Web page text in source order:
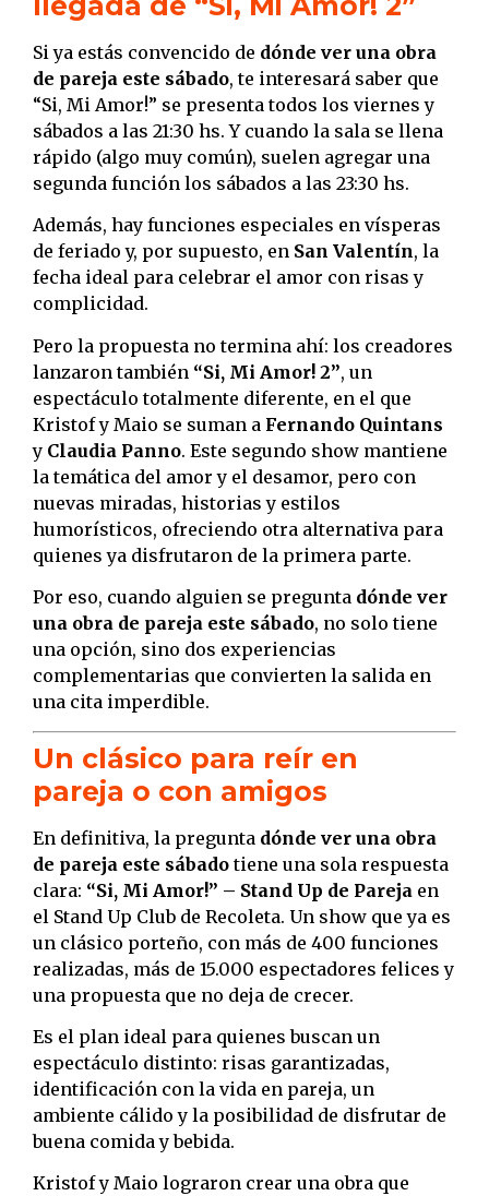
Si ya estás convencido de dónde ver una obra
de pareja este sábado, te interesará saber que
“Si, Mi Amor!” se presenta todos los viernes y
sábados a las 21:30 hs. Y cuando la sala se llena
rápido (algo muy común), suelen agregar una
segunda función los sábados a las 23:30 hs.
Además, hay funciones especiales en vísperas
de feriado y, por supuesto, en San Valentín, la
fecha ideal para celebrar el amor con risas y
complicidad.
Pero la propuesta no termina ahí: los creadores
lanzaron también “Si, Mi Amor! 2”, un
espectáculo totalmente diferente, en el que
Kristof y Maio se suman a Fernando Quintans
y Claudia Panno. Este segundo show mantiene
la temática del amor y el desamor, pero con
nuevas miradas, historias y estilos
humorísticos, ofreciendo otra alternativa para
quienes ya disfrutaron de la primera parte.
Por eso, cuando alguien se pregunta dónde ver
una obra de pareja este sábado, no solo tiene
una opción, sino dos experiencias
complementarias que convierten la salida en
una cita imperdible.
Un clásico para reír en
pareja o con amigos
En definitiva, la pregunta dónde ver una obra
de pareja este sábadotiene una sola respuesta
clara: “Si, Mi Amor!” – Stand Up de Pareja en
el Stand Up Club de Recoleta. Un show que ya es
un clásico porteño, con más de 400 funciones
realizadas, más de 15.000 espectadores felices y
una propuesta que no deja de crecer.
Es el plan ideal para quienes buscan un
espectáculo distinto: risas garantizadas,
identificación con la vida en pareja, un
ambiente cálido y la posibilidad de disfrutar de
buena comida y bebida.
Kristof y Maio lograron crear una obra que